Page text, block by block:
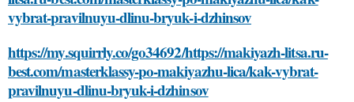
vybrat-pravilnuyu-dlinu-bryuk-i-dzhinsov
https://my.squirrly.co/go34692/https://makiyazh-litsa.ru-
best.com/masterklassy-po-makiyazhu-lica/kak-vybrat-
pravilnuyu-dlinu-bryuk-i-dzhinsov